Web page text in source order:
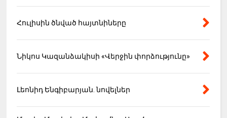
Հուլիսին ծնված հայտնիները
Նիկոս Կազանձակիսի «Վերջին փորձությունը»
Լեոնիդ Ենգիբարյան. նովելներ